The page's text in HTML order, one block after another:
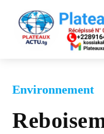
Environnement